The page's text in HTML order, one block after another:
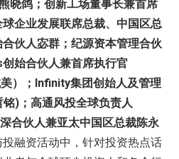
晓鸽；创新工场董事长兼首席
企业发展联席总裁、中国区总
伙人宓群；纪源资本管理合伙
始合伙人兼首席执行官
）；Infinity集团创始人及管理
)；高通风投全球负责人
合伙人兼亚太中国区总裁陈永
融资活动中，针对投资热点话